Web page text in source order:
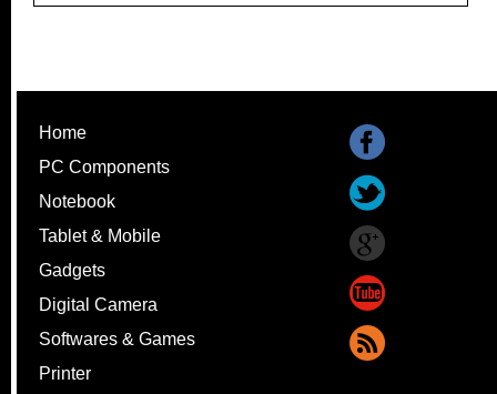
Home
PC Components
Notebook
Tablet & Mobile
Gadgets
Digital Camera
Softwares & Games
Printer